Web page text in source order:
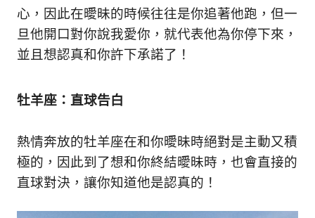
態
度。
心，因此在曖昧的時候往往是你追著他跑，但一
旦他開口對你說我愛你，就代表他為你停下來，
並且想認真和你許下承諾了！
牡羊座：直球告白
熱情奔放的牡羊座在和你曖昧時絕對是主動又積
極的，因此到了想和你終結曖昧時，也會直接的
直球對決，讓你知道他是認真的！